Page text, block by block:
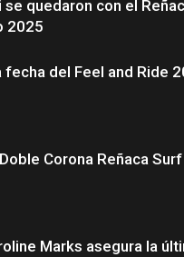
se quedaron con el
2025
fecha del Feel and Ride
Corona Reñaca
Marks asegura la